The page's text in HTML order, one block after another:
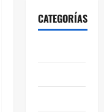
CATEGORÍAS